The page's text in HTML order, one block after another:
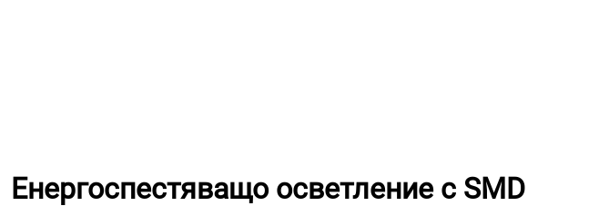
Енергоспестяващо осветление с SMD